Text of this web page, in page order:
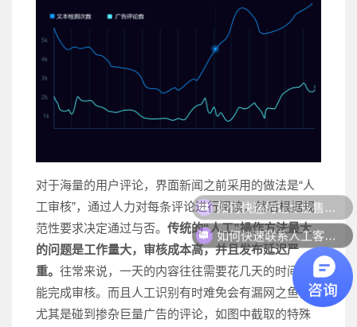
对于海量的用户评论，界面新闻之前采用的做法是“人
工审核”，通过人力对每条评论进行阅读，然后根据规
范性要求决定通过与否。 传统的“人工”操作方法最大
的问题是工作量大，审核成本高，并且发布延迟严
重。 往常来说，一天的内容往往需要花几天的时间才
能完成审核。而且人工识别有时难免会有漏网之鱼，
尤其是碰到掺杂巨量广告的评论，如图中截取的特殊
如何快速的让专业售前联系我？